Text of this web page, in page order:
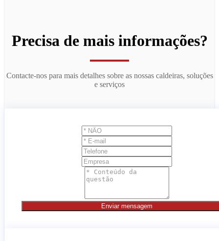
Precisa de mais informações?
Contacte-nos para mais detalhes sobre as nossas caldeiras, soluções
e serviços
Enviar mensagem